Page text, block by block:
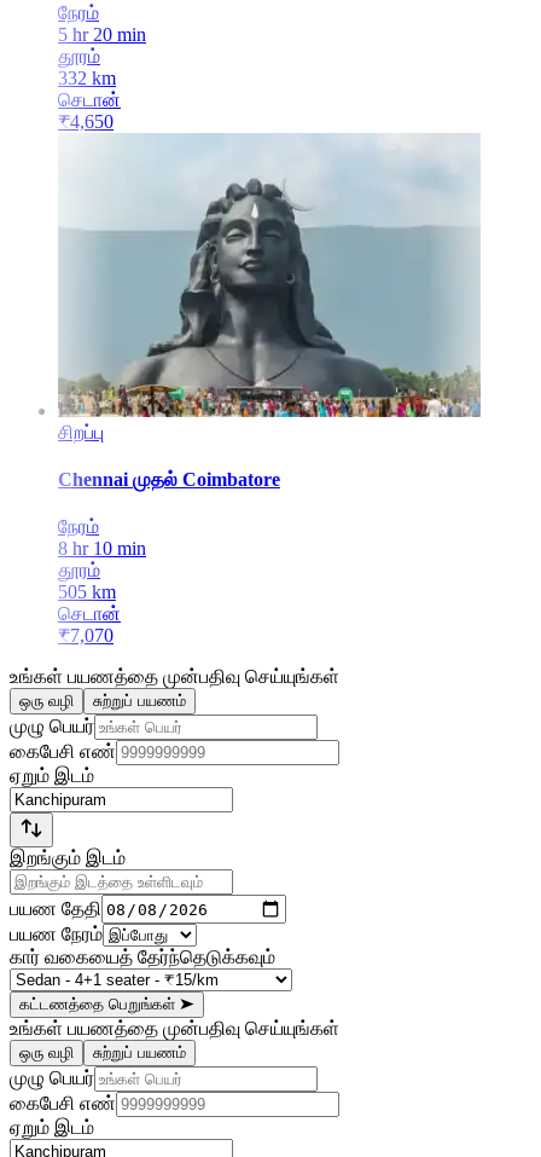
நேரம்
5 hr 20 min
தூரம்
332 km
செடான்
₹4,650
சிறப்பு
Chennai முதல் Coimbatore
நேரம்
8 hr 10 min
தூரம்
505 km
செடான்
₹7,070
உங்கள் பயணத்தை முன்பதிவு செய்யுங்கள்
ஒரு வழி சுற்றுப் பயணம்
முழு பெயர்
கைபேசி எண்
ஏறும் இடம்
இறங்கும் இடம்
பயண தேதி
பயண நேரம்
கார் வகையைத் தேர்ந்தெடுக்கவும்
கட்டணத்தை பெறுங்கள் ➤
உங்கள் பயணத்தை முன்பதிவு செய்யுங்கள்
ஒரு வழி சுற்றுப் பயணம்
முழு பெயர்
கைபேசி எண்
ஏறும் இடம்